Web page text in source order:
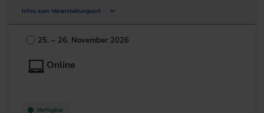
Infos zum Veranstaltungsort
St. Petersburger Str. 1
20355 Hamburg
25. – 26. November 2026
Online
Verfügbar